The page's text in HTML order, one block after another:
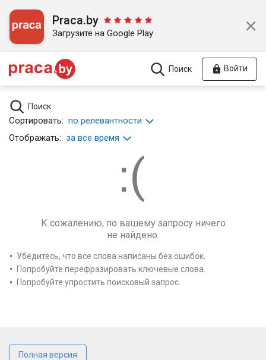
Praca.by
Загрузите на Google Play
Поиск Войти
Поиск
Сортировать: по релевантности
Отображать: за все время
К сожалению, по вашему запросу ничего
не найдено.
Убедитесь, что все слова написаны без ошибок.
Попробуйте перефразировать ключевые слова.
Попробуйте упростить поисковый запрос.
Полная версия